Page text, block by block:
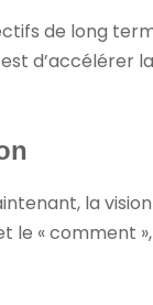
de long
d’accélérer
la
le « comment